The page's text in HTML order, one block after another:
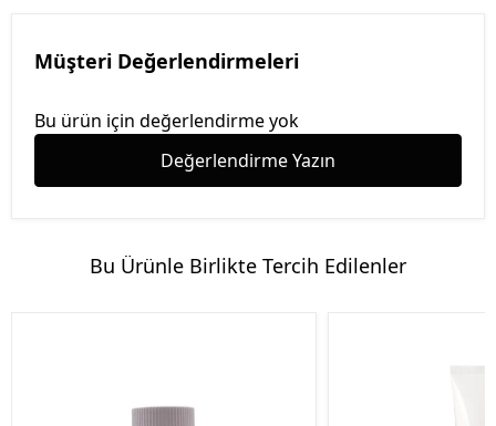
Müşteri Değerlendirmeleri
Bu ürün için değerlendirme yok
Değerlendirme Yazın
Bu Ürünle Birlikte Tercih Edilenler